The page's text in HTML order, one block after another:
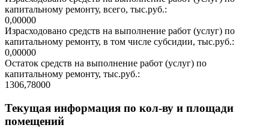
капитальному ремонту, всего, тыс.руб.:
0,00000
Израсходовано средств на выполнение работ (услуг) по
капитальному ремонту, в том числе субсидии, тыс.руб.:
0,00000
Остаток средств на выполнение работ (услуг) по
капитальному ремонту, тыс.руб.:
1306,78000
Текущая информация по кол-ву и площади
помещений